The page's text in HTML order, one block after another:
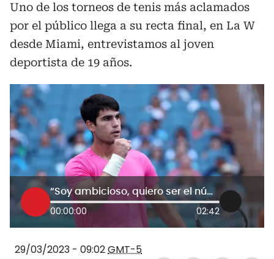
Uno de los torneos de tenis más aclamados
por el público llega a su recta final, en La W
desde Miami, entrevistamos al joven
deportista de 19 años.
“Soy ambicioso, quiero ser el número uno”: Carlos Alcaraz sobre su paso por el Miami Open
00:00:00 02:42
29/03/2023 - 09:02GMT-5